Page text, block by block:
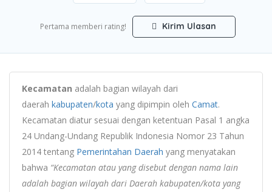
Pertama memberi rating! Kirim Ulasan
Kecamatan adalah bagian wilayah dari
daerah kabupaten/kota yang dipimpin oleh Camat.
Kecamatan diatur sesuai dengan ketentuan Pasal 1 angka
24 Undang-Undang Republik Indonesia Nomor 23 Tahun
2014 tentang Pemerintahan Daerah yang menyatakan
bahwa “Kecamatan atau yang disebut dengan nama lain
adalah bagian wilayah dari Daerah kabupaten/kota yang